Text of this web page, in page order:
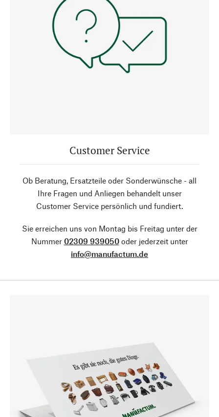
Customer Service
Ob Beratung, Ersatzteile oder Sonderwünsche - all
Ihre Fragen und Anliegen behandelt unser
Customer Service persönlich und fundiert.
Sie erreichen uns von Montag bis Freitag unter der
Nummer 02309 939050oder jederzeit unter
info@manufactum.de